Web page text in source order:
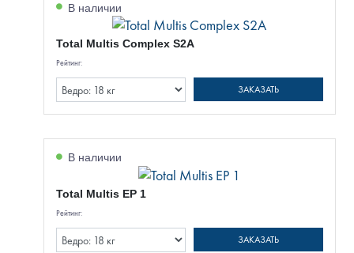
В наличии
Total Multis Complex S2A
Рейтинг:
ЗАКАЗАТЬ
В наличии
Total Multis EP 1
Рейтинг:
ЗАКАЗАТЬ